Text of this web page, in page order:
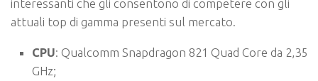
interessanti che gli consentono di competere con gli
attuali top di gamma presenti sul mercato.
CPU: Qualcomm Snapdragon 821 Quad Core da 2,35
GHz;